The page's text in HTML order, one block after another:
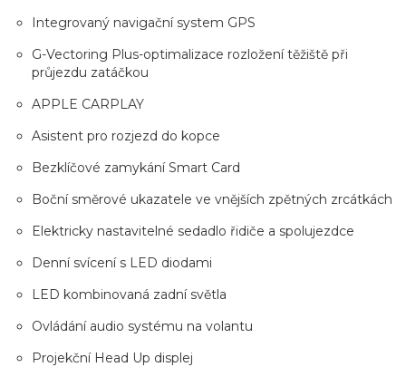
Integrovaný navigační system GPS
G-Vectoring Plus-optimalizace rozložení těžiště při
průjezdu zatáčkou
APPLE CARPLAY
Asistent pro rozjezd do kopce
Bezklíčové zamykání Smart Card
Boční směrové ukazatele ve vnějších zpětných zrcátkách
Elektricky nastavitelné sedadlo řidiče a spolujezdce
Denní svícení s LED diodami
LED kombinovaná zadní světla
Ovládání audio systému na volantu
Projekční Head Up displej